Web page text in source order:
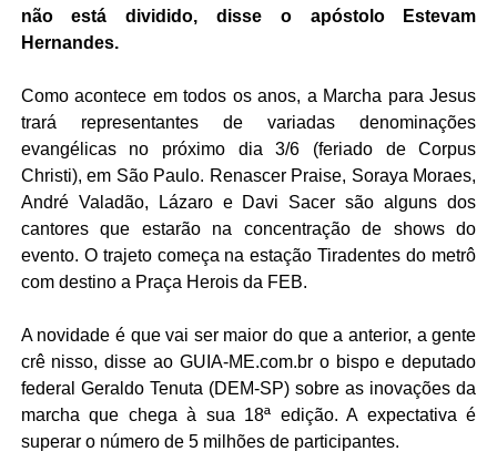
não está dividido, disse o apóstolo Estevam
Hernandes.
Como acontece em todos os anos, a Marcha para Jesus
trará representantes de variadas denominações
evangélicas no próximo dia 3/6 (feriado de Corpus
Christi),em São Paulo. RenascerPraise, Soraya Moraes,
André Valadão, Lázaro e Davi Sacer são alguns dos
cantores que estarão na concentração de shows do
evento. O trajeto começa na estação Tiradentes do metrô
com destino a Praça Herois da FEB.
A novidade é que vai ser maior do que a anterior, a gente
crê nisso, disse ao GUIA-ME.com.br o bispo e deputado
federal Geraldo Tenuta (DEM-SP) sobre as inovações da
marcha que chega à sua 18ª edição. A expectativa é
superar o número de 5 milhões de participantes.